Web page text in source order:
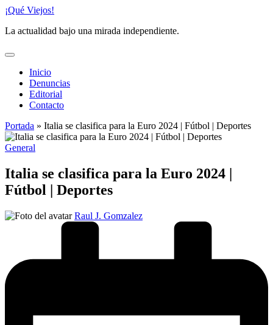
Saltar
contenido
¡Qué Viejos!
La actualidad bajo una mirada independiente.
Inicio
Denuncias
Editorial
Contacto
Portada » Italia se clasifica para la Euro 2024 | Fútbol | Deportes
Publicado
General
Italia se clasifica para la Euro 2024 |
Fútbol | Deportes
Publicado
Raul J. Gomzalez